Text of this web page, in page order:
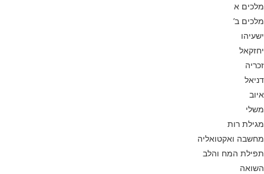
מלכים א
מלכים ב’
ישעיהו
יחזקאל
זכריה
דניאל
איוב
משלי
מגילת רות
מחשבה ואקטואליה
תפילת המח והלב
השואה